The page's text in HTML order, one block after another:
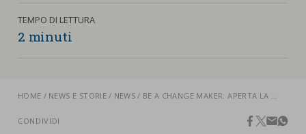
PARTECIPA
Cookie di marketing
HOME NEWS E STORIE NEWS BE A CHANGE MAKER: APERTA LA IV EDIZIONE DEL PERCORSO GRATUITO SU GIUSTIZIA SOCIALE E AMBIENTALE
CONDIVIDI facebook
twitter
email
TEMPO DI LETTURA
2 minuti